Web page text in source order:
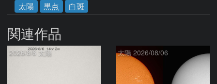
太陽
黒点 白斑
関連作品
2026/8/6 太陽 太陽 2026/08/06